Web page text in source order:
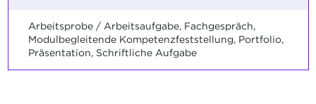
Arbeitsprobe / Arbeitsaufgabe, Fachgespräch,
Modulbegleitende Kompetenzfeststellung, Portfolio,
Präsentation, Schriftliche Aufgabe